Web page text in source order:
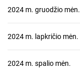
2024 m. gruodžio mėn.
2024 m. lapkričio mėn.
2024 m. spalio mėn.